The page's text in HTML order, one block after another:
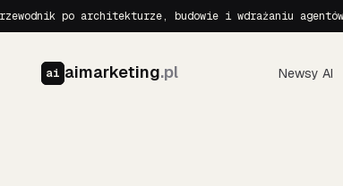
po architekturze, budowie i wdrażaniu agentów AI
ai aimarketing.pl Newsy AI